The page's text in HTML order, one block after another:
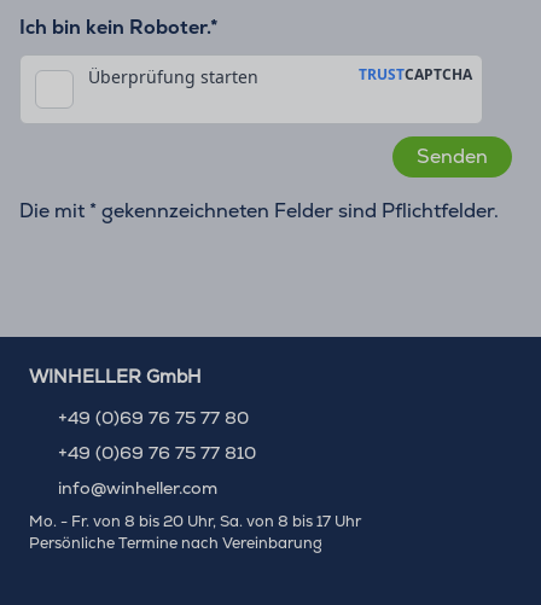
Ich bin kein Roboter.*
Die mit * gekennzeichneten Felder sind Pflichtfelder.
WINHELLER GmbH
+49 (0)69 76 75 77 80
+49 (0)69 76 75 77 810
info@winheller.com
Mo. - Fr. von 8 bis 20 Uhr, Sa. von 8 bis 17 Uhr
Persönliche Termine nach Vereinbarung